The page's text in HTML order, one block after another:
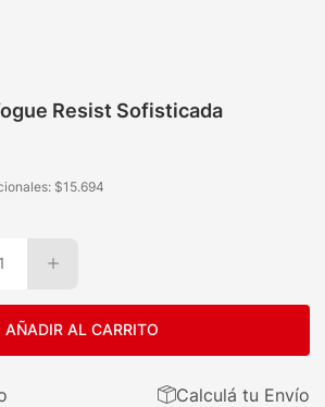
Resist Sofisticada
$15.694
1
AÑADIR AL CARRITO
Calculá tu Envío